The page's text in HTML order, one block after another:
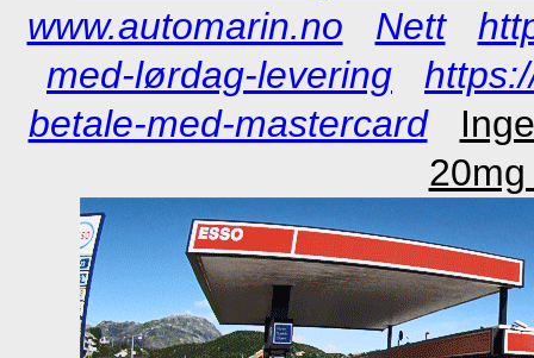
www.automarin.no
Nett
med-lørdag-levering
betale-med-mastercard